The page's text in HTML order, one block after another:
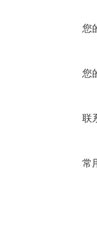
您
您
联
常